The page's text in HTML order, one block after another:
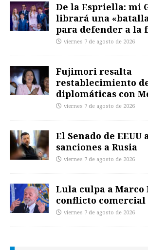
De la Espriella: mi
librará una
para defender a la
viernes 7 de agosto de 2026
Fujimori resalta
restablecimiento
diplomáticas con
viernes 7 de agosto de 2026
El Senado de EEUU
sanciones a Rusia
viernes 7 de agosto de 2026
Lula culpa a Marco
conflicto comercial
viernes 7 de agosto de 2026